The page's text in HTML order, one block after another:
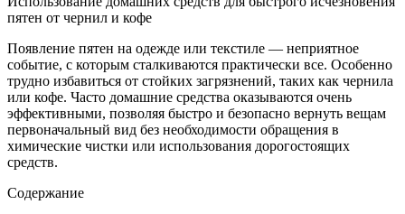
пятен от чернил и кофе
Появление пятен на одежде или текстиле — неприятное
событие, с которым сталкиваются практически все. Особенно
трудно избавиться от стойких загрязнений, таких как чернила
или кофе. Часто домашние средства оказываются очень
эффективными, позволяя быстро и безопасно вернуть вещам
первоначальный вид без необходимости обращения в
химические чистки или использования дорогостоящих
средств.
Содержание